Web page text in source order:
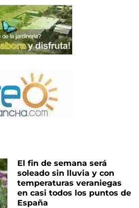
El fin de semana será
soleado sin lluvia y con
temperaturas veraniegas
en casi todos los puntos de
España